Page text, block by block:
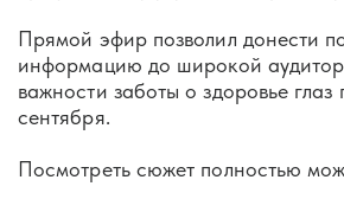
Прямой эфир позволил донести
информацию до широкой
важности заботы о здоровье глаз
сентября.
Посмотреть сюжет полностью